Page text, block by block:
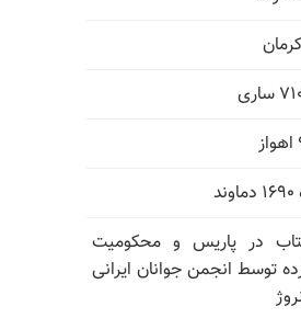
در پاریس و محکومیت
توسط انجمن جوانان ایرانی